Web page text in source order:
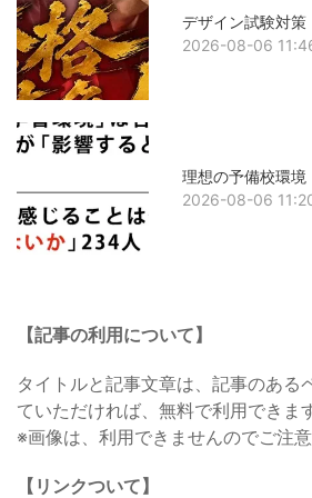
デザイン試験対策
2026-08-06
理想の予備校環境
2026-08-06
【記事の利用について】
タイトルと記事文章は、記事のある
ていただければ、無料で利用できます
※画像は、利用できませんのでご注意
【リンクついて】